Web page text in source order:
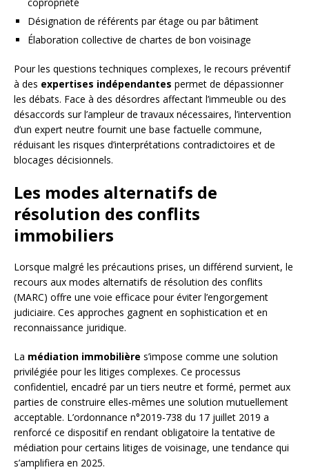
Désignation de référents par étage ou par bâtiment
Élaboration collective de chartes de bon voisinage
Pour les questions techniques complexes, le recours préventif
à des expertises indépendantes permet de dépassionner
les débats. Face à des désordres affectant l’immeuble ou des
désaccords sur l’ampleur de travaux nécessaires, l’intervention
d’un expert neutre fournit une base factuelle commune,
réduisant les risques d’interprétations contradictoires et de
blocages décisionnels.
Les modes alternatifs de
résolution des conflits
immobiliers
Lorsque malgré les précautions prises, un différend survient, le
recours aux modes alternatifs de résolution des conflits
(MARC) offre une voie efficace pour éviter l’engorgement
judiciaire. Ces approches gagnent en sophistication et en
reconnaissance juridique.
La médiation immobilière s’impose comme une solution
privilégiée pour les litiges complexes. Ce processus
confidentiel, encadré par un tiers neutre et formé, permet aux
parties de construire elles-mêmes une solution mutuellement
acceptable. L’ordonnance n°2019-738 du 17 juillet 2019 a
renforcé ce dispositif en rendant obligatoire la tentative de
médiation pour certains litiges de voisinage, une tendance qui
s’amplifiera en 2025.